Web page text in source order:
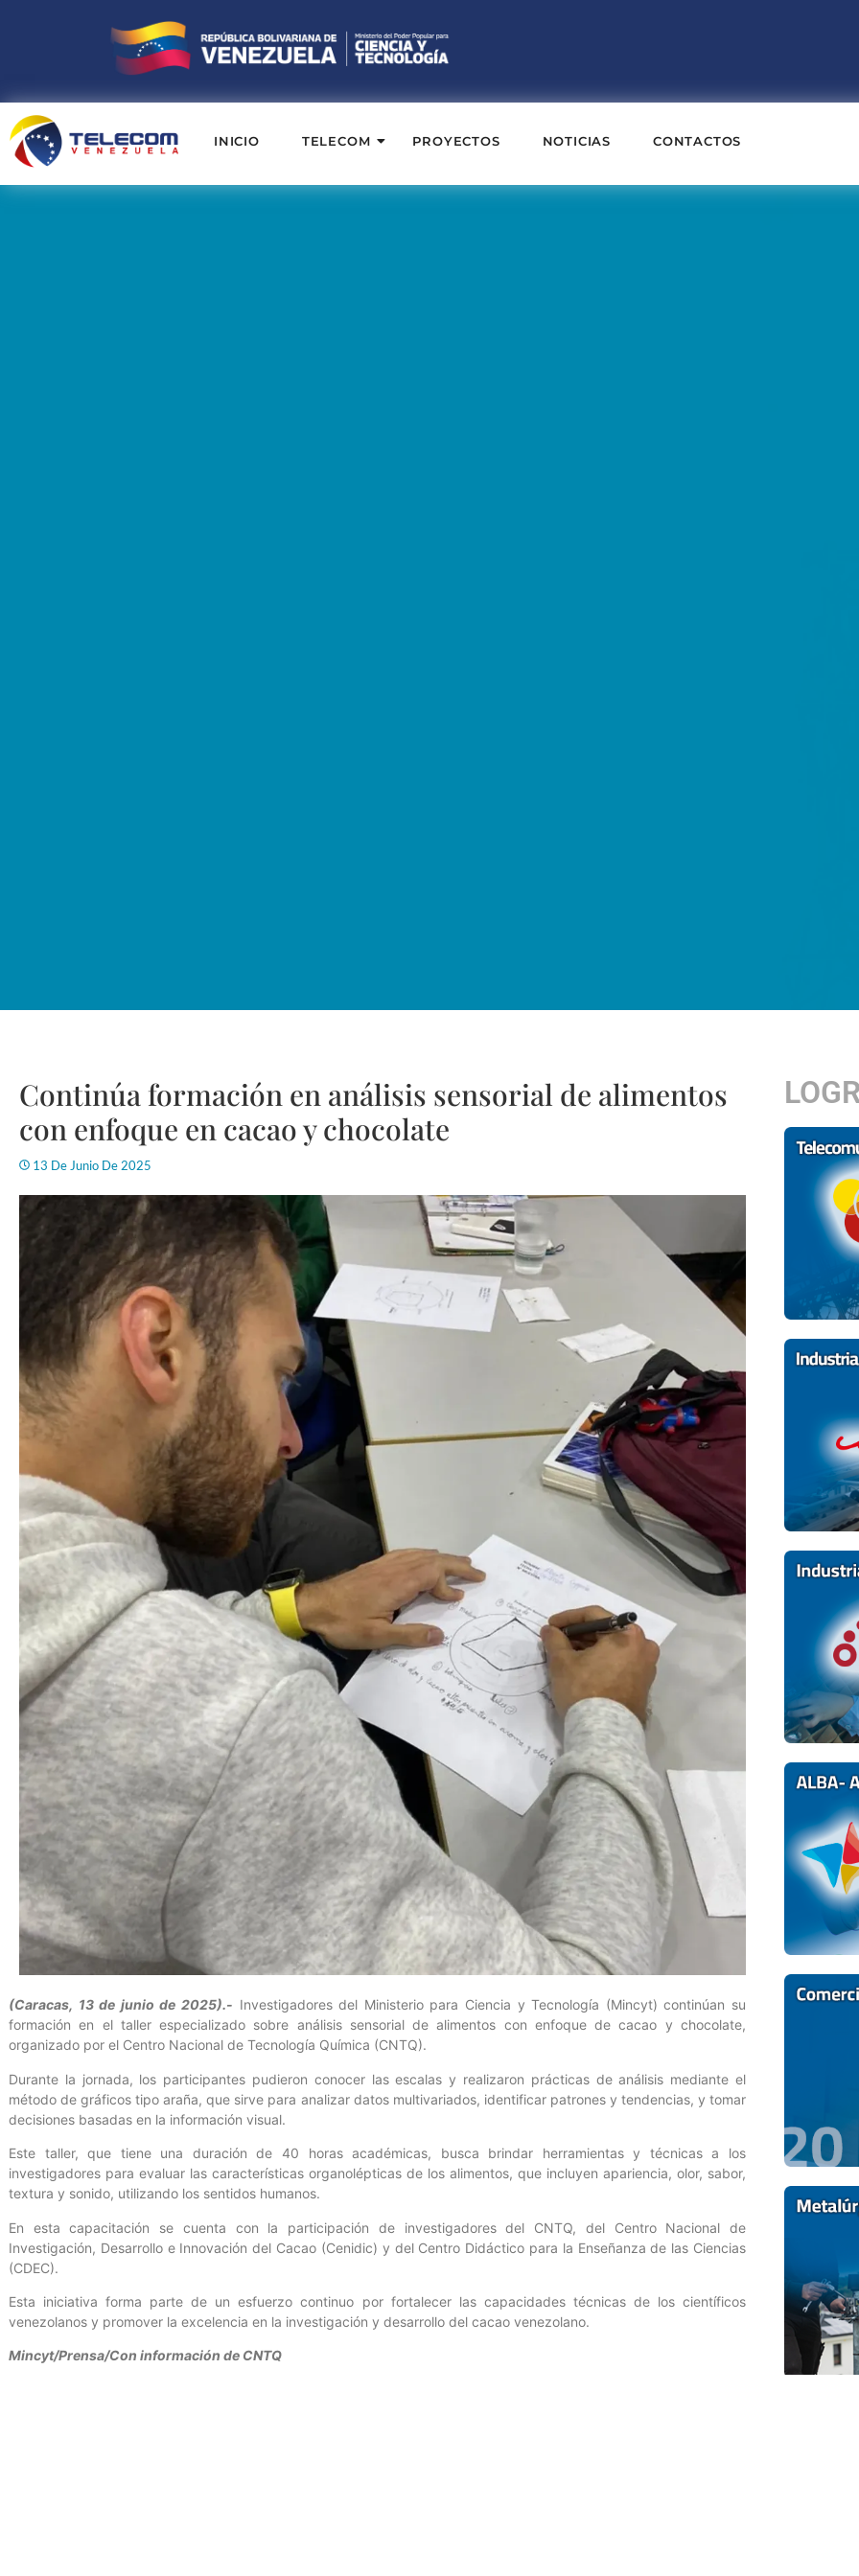
INICIO TELECOM PROYECTOS NOTICIAS CONTACTOS
Continúa formación en análisis sensorial de alimentos
con enfoque en cacao y chocolate
13 De Junio De 2025
(Caracas, 13 de junio de 2025).- Investigadores del Ministerio para Ciencia y Tecnología (Mincyt) continúan su
formación en el taller especializado sobre análisis sensorial de alimentos con enfoque de cacao y chocolate,
organizado por el Centro Nacional de Tecnología Química (CNTQ).
Durante la jornada, los participantes pudieron conocer las escalas y realizaron prácticas de análisis mediante el
método de gráficos tipo araña, que sirve para analizar datos multivariados, identificar patrones y tendencias, y tomar
decisiones basadas en la información visual.
Este taller, que tiene una duración de 40 horas académicas, busca brindar herramientas y técnicas a los
investigadores para evaluar las características organolépticas de los alimentos, que incluyen apariencia, olor, sabor,
textura y sonido, utilizando los sentidos humanos.
En esta capacitación se cuenta con la participación de investigadores del CNTQ, del Centro Nacional de
Investigación, Desarrollo e Innovación del Cacao (Cenidic) y del Centro Didáctico para la Enseñanza de las Ciencias
(CDEC).
Esta iniciativa forma parte de un esfuerzo continuo por fortalecer las capacidades técnicas de los científicos
venezolanos y promover la excelencia en la investigación y desarrollo del cacao venezolano.
Mincyt/Prensa/Con información de CNTQ